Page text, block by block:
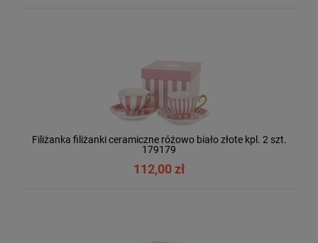
Filiżanka filiżanki ceramiczne różowo biało złote kpl. 2 szt.
179179
112,00 zł